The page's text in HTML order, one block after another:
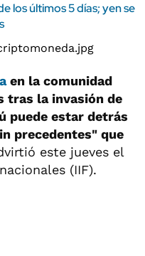
los últimos 5 días; yen se
en la comunidad
tras la invasión de
puede estar detrás
precedentes" que
este jueves el
(IIF).